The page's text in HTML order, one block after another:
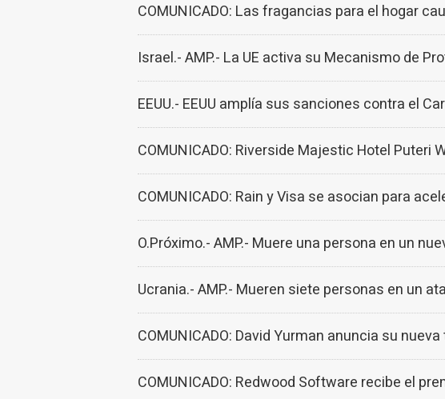
COMUNICADO: Las fragancias para el hogar
Israel.- AMP.- La UE activa su Mecanismo de
EEUU.- EEUU amplía sus sanciones contra el
COMUNICADO: Riverside Majestic Hotel Puteri
COMUNICADO: Rain y Visa se asocian para
O.Próximo.- AMP.- Muere una persona en un
Ucrania.- AMP.- Mueren siete personas en un
COMUNICADO: David Yurman anuncia su
COMUNICADO: Redwood Software recibe el